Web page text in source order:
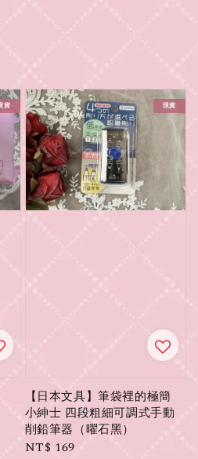
貨 現貨
【日本文具】筆袋裡的極簡
小紳士 四段粗細可調式手動
削鉛筆器（曜石黑）
Regular
NT$ 169